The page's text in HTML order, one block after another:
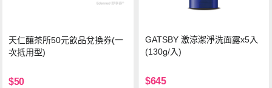
天仁釀茶所50元飲品兌換券(一
次抵用型)
$50
GATSBY 激涼潔淨洗面露x5入
(130g/入)
$645